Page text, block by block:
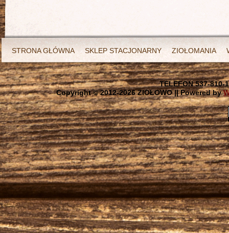
STRONA GŁÓWNA SKLEP STACJONARNY ZIOŁOMANIA
TELEFON 537-810-
Copyright © 2012-2026 ZIOŁOWO || Powered by